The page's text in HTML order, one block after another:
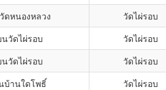
ดหนองหลวง วัดไผ่รอบ
นวัดไผ่รอบ วัดไผ่รอบ
นวัดไผ่รอบ วัดไผ่รอบ
บ้านใดโพธิ์ วัดไผ่รอบ